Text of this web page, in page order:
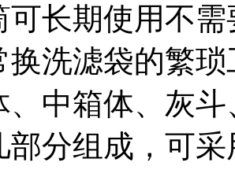
可长期使用不
换洗滤袋的繁
、中箱体、灰
部分组成，可